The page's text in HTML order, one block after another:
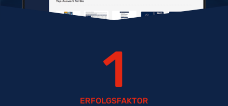
1
ERFOLGSFAKTOR